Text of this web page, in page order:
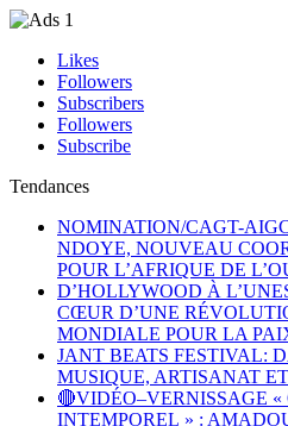
Likes
Followers
Subscribers
Followers
Subscribe
Tendances
NOMINATION/CAGT-
NDOYE, NOUVEAU
POUR L’AFRIQUE DE
D’HOLLYWOOD À
CŒUR D’UNE
MONDIALE POUR LA
JANT BEATS FESTIVAL:
MUSIQUE, ARTISANAT
🔴VIDÉO–VERNISSAGE «
INTEMPOREL » :